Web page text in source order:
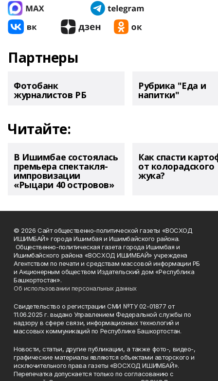
Партнеры
Фотобанк
журналистов РБ
Рубрика "Еда и
напитки"
Читайте:
В Ишимбае состоялась
премьера спектакля-
импровизации
«Рыцари 40 островов»
Как спасти
от колорадского
жука?
© 2026 Сайт общественно-политической газеты «ВОСХОД
ИШИМБАЙ» города Ишимбая и Ишимбайского района.
Общественно-политическая газета города Ишимбая и
Ишимбайского района «ВОСХОД ИШИМБАЙ» учреждена
Агентством по печати и средствам массовой информации РБ
и Акционерным обществом Издательский дом «Республика
Башкортостан».
Об использовании персональных данных
Свидетельство о регистрации СМИ №ТУ 02-01877 от
11.06.2025 г. выдано Управлением Федеральной службы по
надзору в сфере связи, информационных технологий и
массовых коммуникаций по Республике Башкортостан.
Новости, статьи, другие публикации, а также фото-, видео-,
графические материалы являются объектами авторского и
исключительного права газеты «ВОСХОД ИШИМБАЙ».
Перепечатка допускается только по согласованию с